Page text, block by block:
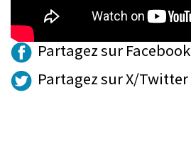
Partagez sur Facebook
Partagez sur X/Twitter